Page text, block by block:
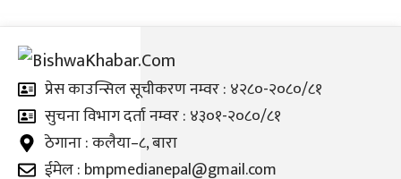
प्रेस काउन्सिल सूचीकरण नम्वर : ४२८०-२०८०/८१
सुचना विभाग दर्ता नम्वर : ४३०१-२०८०/८१
ठेगाना : कलैया–८, बारा
ईमेल : bmpmedianepal@gmail.com